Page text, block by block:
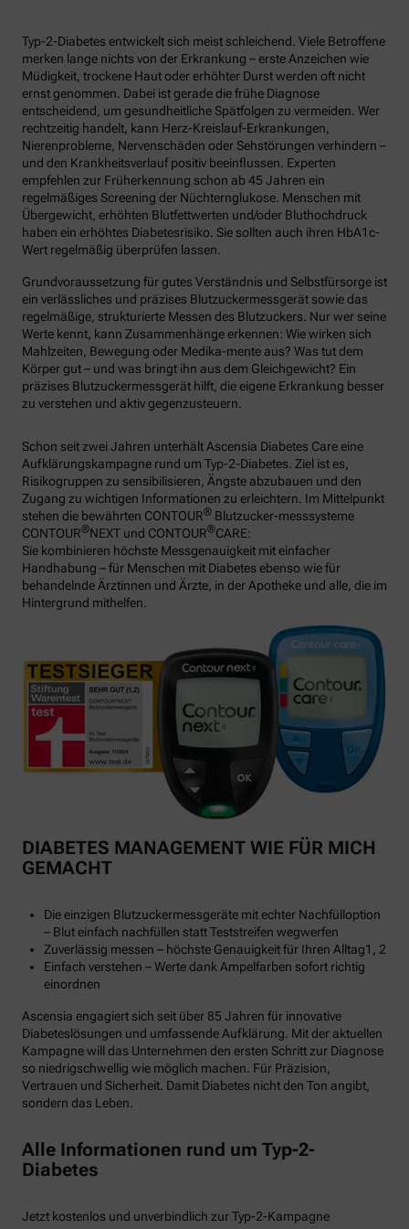
Typ-2-Diabetes entwickelt sich meist schleichend. Viele Betroffene
merken lange nichts von der Erkrankung – erste Anzeichen wie
Müdigkeit, trockene Haut oder erhöhter Durst werden oft nicht
ernst genommen. Dabei ist gerade die frühe Diagnose
entscheidend, um gesundheitliche Spätfolgen zu vermeiden. Wer
rechtzeitig handelt, kann Herz-Kreislauf-Erkrankungen,
Nierenprobleme, Nervenschäden oder Sehstörungen verhindern –
und den Krankheitsverlauf positiv beeinflussen. Experten
empfehlen zur Früherkennung schon ab 45 Jahren ein
regelmäßiges Screening der Nüchternglukose. Menschen mit
Übergewicht, erhöhten Blutfettwerten und/oder Bluthochdruck
haben ein erhöhtes Diabetesrisiko. Sie sollten auch ihren HbA1c-
Wert regelmäßig überprüfen lassen.
Grundvoraussetzung für gutes Verständnis und Selbstfürsorge ist
ein verlässliches und präzises Blutzuckermessgerät sowie das
regelmäßige, strukturierte Messen des Blutzuckers. Nur wer seine
Werte kennt, kann Zusammenhänge erkennen: Wie wirken sich
Mahlzeiten, Bewegung oder Medika-mente aus? Was tut dem
Körper gut – und was bringt ihn aus dem Gleichgewicht? Ein
präzises Blutzuckermessgerät hilft, die eigene Erkrankung besser
zu verstehen und aktiv gegenzusteuern.
Schon seit zwei Jahren unterhält Ascensia Diabetes Care eine
Aufklärungskampagne rund um Typ-2-Diabetes. Ziel ist es,
Risikogruppen zu sensibilisieren, Ängste abzubauen und den
Zugang zu wichtigen Informationen zu erleichtern. Im Mittelpunkt
stehen die bewährten CONTOUR® Blutzucker-messsysteme
CONTOUR®NEXT und CONTOUR®CARE:
Sie kombinieren höchste Messgenauigkeit mit einfacher
Handhabung – für Menschen mit Diabetes ebenso wie für
behandelnde Ärztinnen und Ärzte, in der Apotheke und alle, die im
Hintergrund mithelfen.
DIABETES MANAGEMENT WIE FÜR MICH
GEMACHT
Die einzigen Blutzuckermessgeräte mit echter Nachfülloption
– Blut einfach nachfüllen statt Teststreifen wegwerfen
Zuverlässig messen – höchste Genauigkeit für Ihren Alltag1, 2
Einfach verstehen – Werte dank Ampelfarben sofort richtig
einordnen
Ascensia engagiert sich seit über 85 Jahren für innovative
Diabeteslösungen und umfassende Aufklärung. Mit der aktuellen
Kampagne will das Unternehmen den ersten Schritt zur Diagnose
so niedrigschwellig wie möglich machen. Für Präzision,
Vertrauen und Sicherheit. Damit Diabetes nicht den Ton angibt,
sondern das Leben.
Alle Informationen rund um Typ-2-
Diabetes
Jetzt kostenlos und unverbindlich zur Typ-2-Kampagne